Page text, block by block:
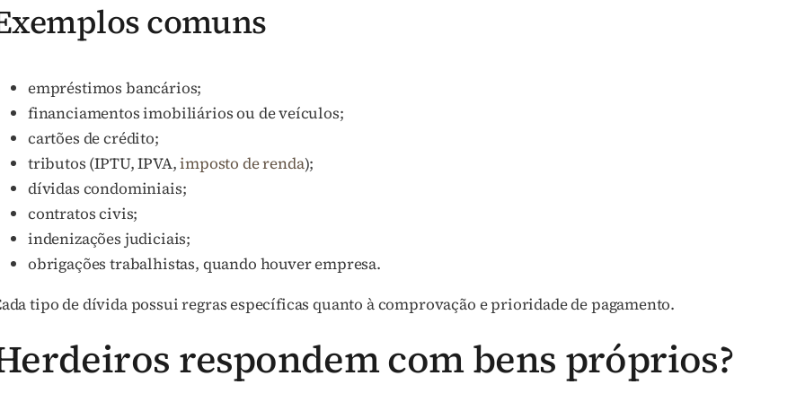
comuns
empréstimos bancários;
financiamentos imobiliários ou de veículos;
cartões de crédito;
tributos (IPTU, IPVA,imposto de renda);
dívidas condominiais;
contratos civis;
indenizações judiciais;
obrigações trabalhistas, quando houver empresa.
tipo de dívida possui regras específicas quanto à comprovação e prioridade de pagamento.
respondem com bens próprios?